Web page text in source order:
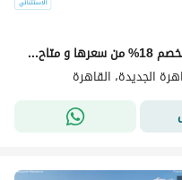
شقه متشطبه من waterway ڤيو lakeبخصم 18% من سعرها و متاح التقسيط
الجديدة، القاهرة